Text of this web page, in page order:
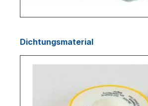
Dichtungsmaterial